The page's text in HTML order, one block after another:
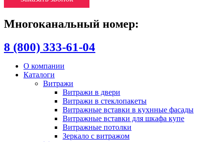
Многоканальный номер:
8 (800) 333-61-04
О компании
Каталоги
Витражи
Витражи в двери
Витражи в стеклопакеты
Витражные вставки в кухнные фасады
Витражные вставки для шкафа купе
Витражные потолки
Зеркало с витражом